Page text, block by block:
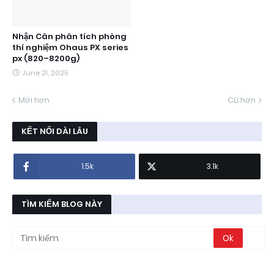
Nhận Cân phân tích phòng
thí nghiệm Ohaus PX series
px (820–8200g)
June 21, 2025
Mới hơn Cũ hơn
KẾT NỐI DÀI LÂU
1.5k 3.1k
TÌM KIẾM BLOG NÀY